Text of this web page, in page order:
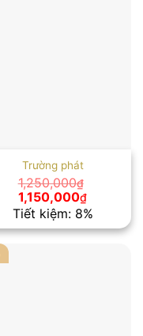
Trường phát
1,250,000₫
Giá
gốc
là:
1,250,000₫.
1,150,000₫Giá
hiện
tại
là:
Tiết kiệm: 8%